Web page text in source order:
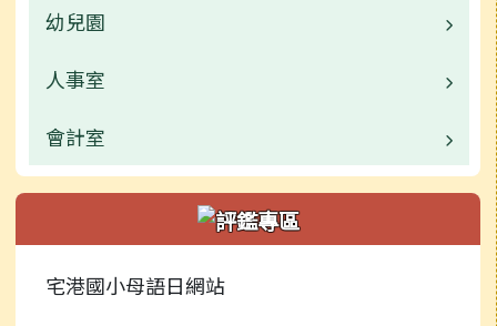
學校規範
新聞報導
捐贈芳名錄
幼兒園
校園公告
業務職掌
活動相簿
新聞報導
榮譽榜
人事室
業務職掌
校園公告
常用連結
行事曆
會計室
業務職掌
校園公告
常用連結
宅港國小母語日網站